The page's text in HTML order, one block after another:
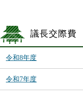
議長交際費
令和8年度
令和7年度